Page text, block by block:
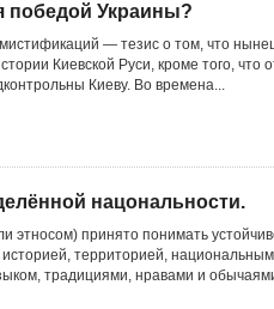
победой Украины?
— тезис о том, что
Киевской Руси, кроме того, что
Киеву. Во времена...
нацональности.
этносом) принято понимать
территорией, национальным
традициями, нравами и